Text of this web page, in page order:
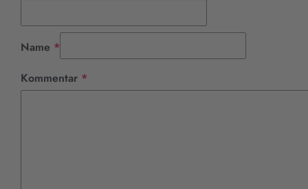
Name *
Kommentar *